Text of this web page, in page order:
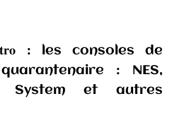
: les consoles de
: NES,
System et autres